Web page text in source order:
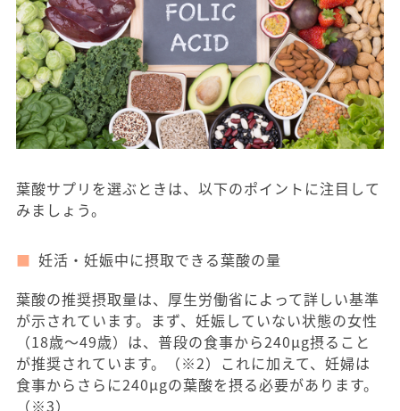
葉酸サプリを選ぶときは、以下のポイントに注目して
みましょう。
妊活・妊娠中に摂取できる葉酸の量
葉酸の推奨摂取量は、厚生労働省によって詳しい基準
が示されています。まず、妊娠していない状態の女性
（18歳〜49歳）は、普段の食事から240μg摂ること
が推奨されています。（※2）これに加えて、妊婦は
食事からさらに240μgの葉酸を摂る必要があります。
（※3）